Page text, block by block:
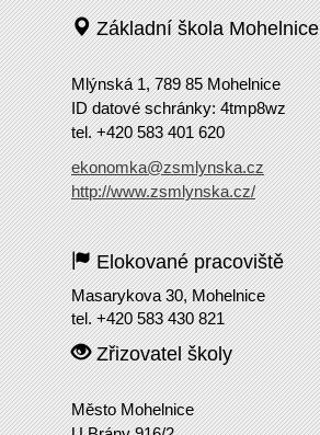
Základní škola Mohelnice
Mlýnská 1, 789 85 Mohelnice
ID datové schránky: 4tmp8wz
tel. +420 583 401 620
ekonomka@zsmlynska.cz
http://www.zsmlynska.cz/
Elokované pracoviště
Masarykova 30, Mohelnice
tel. +420 583 430 821
Zřizovatel školy
Město Mohelnice